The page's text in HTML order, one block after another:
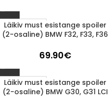
1-3 D.D.
Läikiv must esistange spoiler
(2-osaline) BMW F32, F33, F36
69.90€
1-3 D.D.
Läikiv must esistange spoiler
(2-osaline) BMW G30, G31 LCI